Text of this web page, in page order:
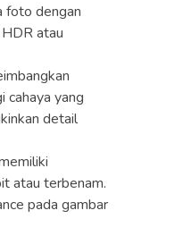
foto dengan
atau
cahaya yang
detail
atau terbenam.
pada gambar